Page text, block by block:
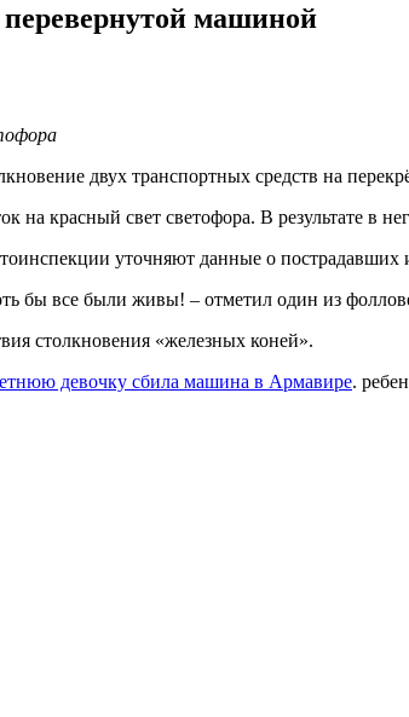
машиной
двух транспортных средств на
красный свет светофора. В результате в
уточняют данные о пострадавших
бы все были живы! – отметил один из
столкновения «железных коней».
девочку сбила машина в Армавире.